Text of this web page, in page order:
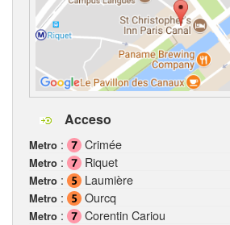
Acceso
Metro : Crimée
Metro : Riquet
Metro : Laumière
Metro : Ourcq
Metro : Corentin Cariou